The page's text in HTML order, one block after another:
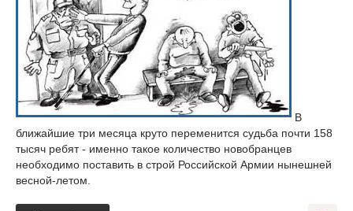
В
ближайшие три месяца круто переменится судьба почти 158
тысяч ребят - именно такое количество новобранцев
необходимо поставить в строй Российской Армии нынешней
весной-летом.